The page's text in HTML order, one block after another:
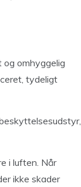
omhyggelig
tydeligt
i luften. Når
ikke skader